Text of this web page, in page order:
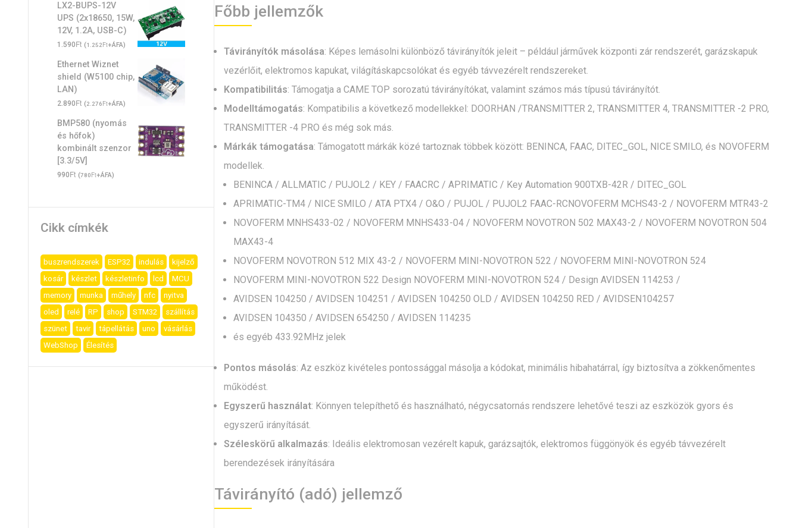
Főbb jellemzők
Távirányítók másolása: Képes lemásolni különböző távirányítók jeleit – például járművek központi zár rendszerét, garázskapuk
vezérlőit, elektromos kapukat, világításkapcsolókat és egyéb távvezérelt rendszereket.
Kompatibilitás: Támogatja a CAME TOP sorozatú távirányítókat, valamint számos más típusú távirányítót.
Modelltámogatás: Kompatibilis a következő modellekkel: DOORHAN /TRANSMITTER 2, TRANSMITTER 4, TRANSMITTER -2 PRO,
TRANSMITTER -4 PRO és még sok más.
Márkák támogatása: Támogatott márkák közé tartoznak többek között: BENINCA, FAAC, DITEC_GOL, NICE SMILO, és NOVOFERM
modellek.
BENINCA / ALLMATIC / PUJOL2 / KEY / FAACRC / APRIMATIC / Key Automation 900TXB-42R / DITEC_GOL
APRIMATIC-TM4 / NICE SMILO / ATA PTX4 / O&O / PUJOL / PUJOL2 FAAC-RCNOVOFERM MCHS43-2 / NOVOFERM MTR43-2
NOVOFERM MNHS433-02 / NOVOFERM MNHS433-04 / NOVOFERM NOVOTRON 502 MAX43-2 / NOVOFERM NOVOTRON 504
MAX43-4
NOVOFERM NOVOTRON 512 MIX 43-2 / NOVOFERM MINI-NOVOTRON 522 / NOVOFERM MINI-NOVOTRON 524
NOVOFERM MINI-NOVOTRON 522 Design NOVOFERM MINI-NOVOTRON 524 / Design AVIDSEN 114253 /
AVIDSEN 104250 / AVIDSEN 104251 / AVIDSEN 104250 OLD / AVIDSEN 104250 RED / AVIDSEN104257
AVIDSEN 104350 / AVIDSEN 654250 / AVIDSEN 114235
és egyéb 433.92MHz jelek
Pontos másolás: Az eszköz kivételes pontossággal másolja a kódokat, minimális hibahatárral, így biztosítva a zökkenőmentes
működést.
Egyszerű használat: Könnyen telepíthető és használható, négycsatornás rendszere lehetővé teszi az eszközök gyors és
egyszerű irányítását.
Széleskörű alkalmazás: Ideális elektromosan vezérelt kapuk, garázsajtók, elektromos függönyök és egyéb távvezérelt
berendezések irányítására
Távirányító (adó) jellemző
LX2-BUPS-12V
UPS (2x18650, 15W,
12V, 1.2A, USB-C)
1.590Ft (1.252Ft+ÁFA)
Ethernet Wiznet
shield (W5100 chip,
LAN)
2.890Ft (2.276Ft+ÁFA)
BMP580 (nyomás
és hőfok)
kombinált szenzor
[3.3/5V]
990Ft (780Ft+ÁFA)
Cikk címkék
buszrendszerek ESP32 indulás
kijelző
kosár
készlet készletinfo lcd
MCU
memory
munka műhely nfc
nyitva
oled
relé RP shop STM32
szállítás
szünet
tavir tápellátás uno
vásárlás
WebShop
Élesítés